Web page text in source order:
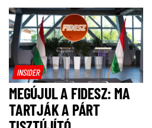
INSIDER
MEGÚJUL A FIDESZ: MA
TARTJÁK A PÁRT